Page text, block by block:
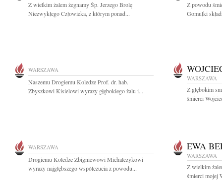
Z wielkim żalem żegnamy Śp. Jerzego Brolę
Niezwykłego Człowieka, z którym ponad...
Z powodu
Gomułki
WARSZAWA
Naszemu Drogiemu Koledze Prof. dr. hab.
Zbyszkowi Kisielowi wyrazy głębokiego żalu i...
WARSZAWA
Z głębokim
śmierci
WARSZAWA
Drogiemu Koledze Zbigniewowi Michalczykowi
wyrazy najgłębszego współczucia z powodu...
EWA
WARSZAWA
Z wielkim
śmierci mojej